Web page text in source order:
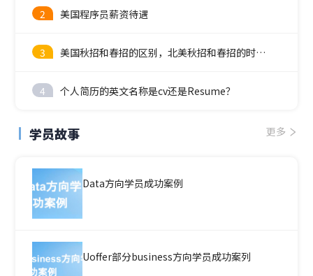
2 美国程序员薪资待遇
3 美国秋招和春招的区别，北美秋招和春招的时间线
4 个人简历的英文名称是cv还是Resume？
学员故事 更多
Data方向学员成功案例
Uoffer部分business方向学员成功案列